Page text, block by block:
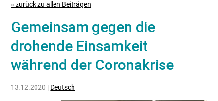
» zurück zu allen Beiträgen
Gemeinsam gegen die
drohende Einsamkeit
während der Coronakrise
13.12.2020 | Deutsch